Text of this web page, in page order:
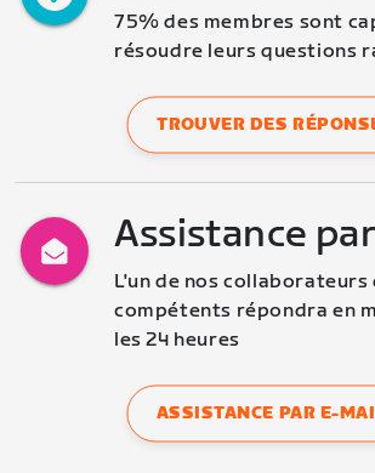
75% des membres sont
résoudre leurs questions
TROUVER DES
Assistance
L'un de nos collaborateurs
compétents répondra en
les 24 heures
ASSISTANCE PAR E-